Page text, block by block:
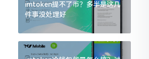
imtoken提不了币？多半是这几
件事没处理好